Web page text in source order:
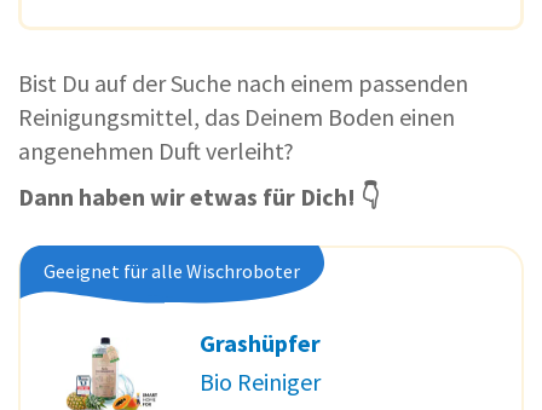
Bist Du auf der Suche nach einem passenden
Reinigungsmittel, das Deinem Boden einen
angenehmen Duft verleiht?
Dann haben wir etwas für Dich! 👇
Geeignet für alle Wischroboter
Grashüpfer
Bio Reiniger